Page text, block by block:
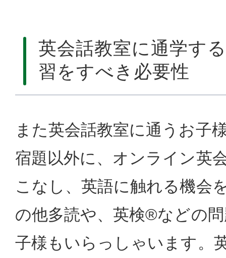
英会話教室に通学す
習をすべき必要性
また英会話教室に通うお子
宿題以外に、オンライン英
こなし、英語に触れる機会
の他多読や、英検®などの
子様もいらっしゃいます。